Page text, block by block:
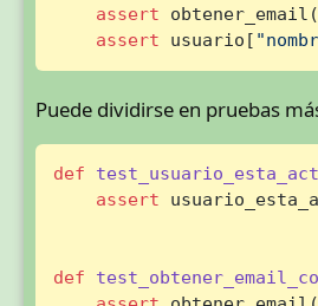
assert
assert usuario[
Puede dividirse en pruebas
def
assert
def